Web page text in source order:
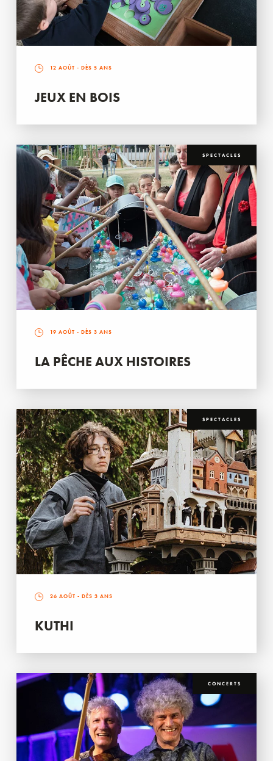
12 AOÛT - DÈS 5 ANS
JEUX EN BOIS
SPECTACLES
19 AOÛT - DÈS 3 ANS
LA PÊCHE AUX HISTOIRES
SPECTACLES
26 AOÛT - DÈS 3 ANS
KUTHI
CONCERTS